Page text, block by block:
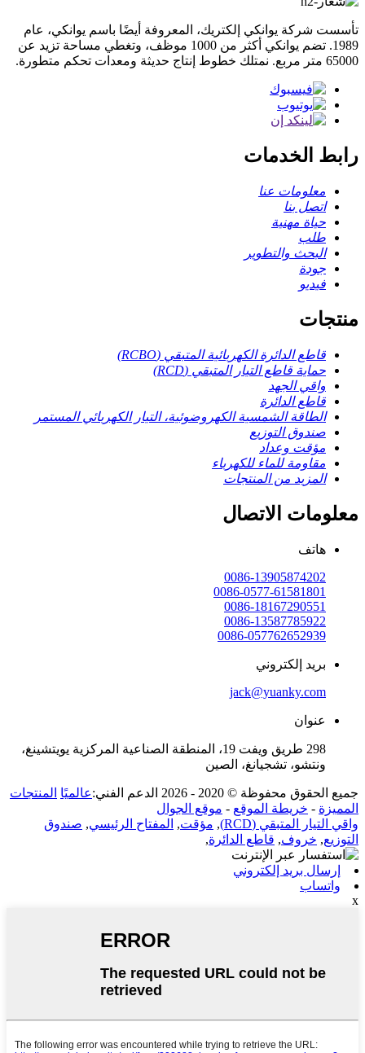
تأسست شركة يوانكي إلكتريك، المعروفة أيضًا باسم يوانكي، عام
1989. تضم يوانكي أكثر من 1000 موظف، وتغطي مساحة تزيد عن
65000 متر مربع. نمتلك خطوط إنتاج حديثة ومعدات تحكم متطورة.
رابط الخدمات
معلومات عنا
اتصل بنا
حياة مهنية
طلب
البحث والتطوير
جودة
فيديو
منتجات
قاطع الدائرة الكهربائية المتبقي (RCBO)
حماية قاطع التيار المتبقي (RCD)
واقي الجهد
قاطع الدائرة
الطاقة الشمسية الكهروضوئية، التيار الكهربائي المستمر
صندوق التوزيع
مؤقت وعداد
مقاومة للماء للكهرباء
المزيد من المنتجات
معلومات الاتصال
هاتف
0086-13905874202
0086-0577-61581801
0086-18167290551
0086-13587785922
0086-057762652939
بريد إلكتروني
jack@yuanky.com
عنوان
298 طريق ويفت 19، المنطقة الصناعية المركزية يويتشينغ،
ونتشو، تشجيانغ، الصين
جميع الحقوق محفوظة © 2020 - 2026 الدعم الفني: عالميًا المنتجات
المميزة - خريطة الموقع - موقع الجوال
واقي التيار المتبقي (RCD)
, مؤقت, المفتاح الرئيسي, صندوق
التوزيع, خروف, قاطع الدائرة,
إرسال بريد إلكتروني
واتساب
x